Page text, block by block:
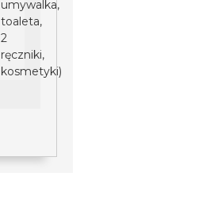
umywalka,
toaleta,
2
ręczniki,
kosmetyki)